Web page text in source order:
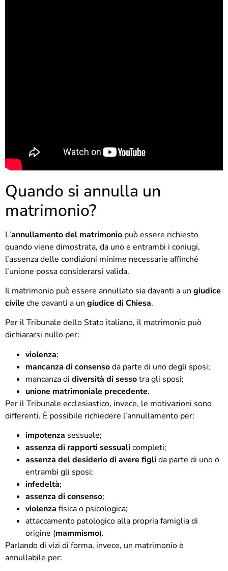
Quando si annulla un
matrimonio?
L’annullamento del matrimonio può essere richiesto
quando viene dimostrata, da uno e entrambi i coniugi,
l’assenza delle condizioni minime necessarie affinché
l’unione possa considerarsi valida.
Il matrimonio può essere annullato sia davanti a un giudice
civile che davanti a un giudice di Chiesa.
Per il Tribunale dello Stato italiano, il matrimonio può
dichiararsi nullo per:
violenza;
mancanza di consensoda parte di uno degli sposi;
mancanza di diversità di sessotra gli sposi;
unione matrimoniale precedente.
Per il Tribunale ecclesiastico, invece, le motivazioni sono
differenti. È possibile richiedere l’annullamento per:
impotenza sessuale;
assenza di rapporti sessualicompleti;
assenza del desiderio di avere figlida parte di uno o
entrambi gli sposi;
infedeltà;
assenza di consenso;
violenza fisica o psicologica;
attaccamento patologico alla propria famiglia di
origine (mammismo).
Parlando di vizi di forma, invece, un matrimonio è
annullabile per: